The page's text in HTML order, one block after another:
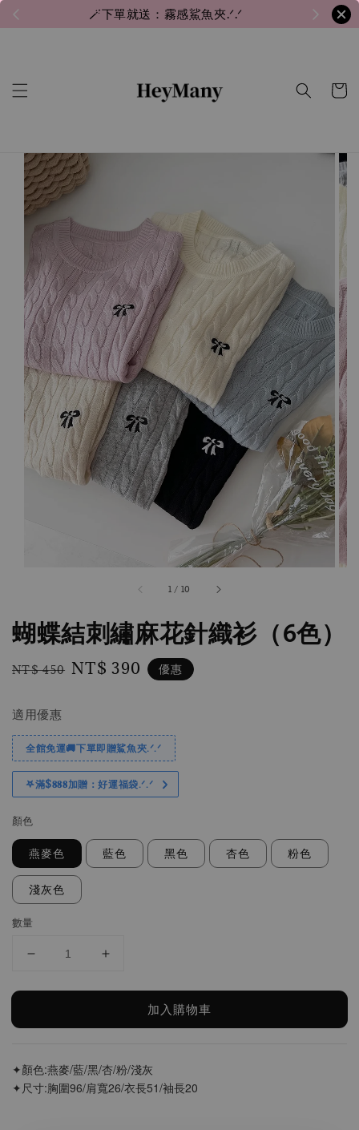
🪄下單就送：霧感鯊魚夾.ᐟ.ᐟ
1 / 10
蝴蝶結刺繡麻花針織衫（6色）
Regular
NT$ 450 Sale
NT$ 390 優惠
適用優惠
全館免運🚚下單即贈鯊魚夾.ᐟ.ᐟ
𖤐滿$𝟖𝟖𝟖加贈：好運福袋.ᐟ‪.ᐟ
顏色
燕麥色 藍色 黑色 杏色 粉色
淺灰色
數量
加入購物車
✦顏色:燕麥/藍/黑/杏/粉/淺灰
✦尺寸:胸圍96/肩寬26/衣長51/袖長20